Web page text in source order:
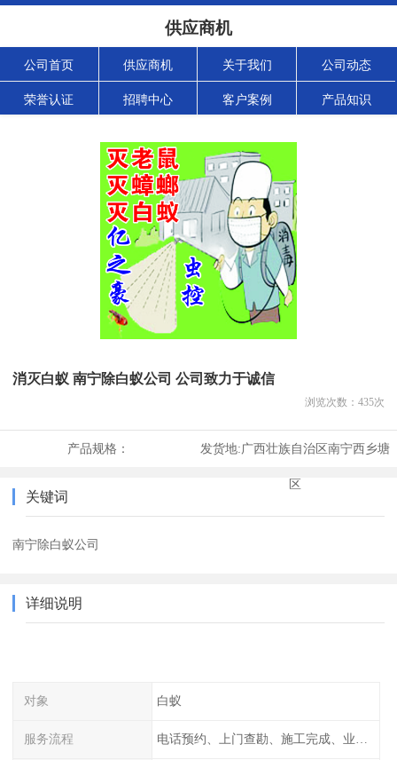
供应商机
公司首页 供应商机 关于我们 公司动态
荣誉认证 招聘中心 客户案例 产品知识
消灭白蚁 南宁除白蚁公司 公司致力于诚信
浏览次数： 435次
产品规格： 发货地:广西壮族自治区南宁西乡塘
区
关键词
南宁除白蚁公司
详细说明
对象 白蚁
服务流程